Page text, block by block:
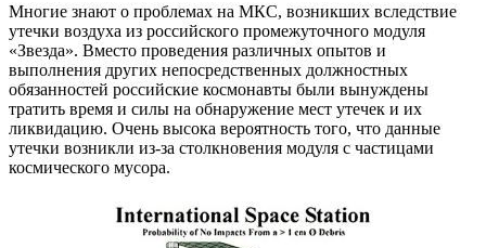
Многие знают о проблемах на МКС, возникших вследствие
утечки воздуха из российского промежуточного модуля
«Звезда». Вместо проведения различных опытов и
выполнения других непосредственных должностных
обязанностей российские космонавты были вынуждены
тратить время и силы на обнаружение мест утечек и их
ликвидацию. Очень высока вероятность того, что данные
утечки возникли из-за столкновения модуля с частицами
космического мусора.